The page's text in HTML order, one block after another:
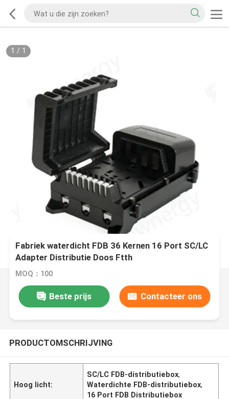
1 / 1
Fabriek waterdicht FDB 36 Kernen 16 Port SC/LC
Adapter Distributie Doos Ftth
MOQ：100
Beste prijs Contacteer ons
PRODUCTOMSCHRIJVING
Hoog licht:
SC/LC FDB-distributiebox,
Waterdichte FDB-distributiebox,
16 Port FDB Distributiebox